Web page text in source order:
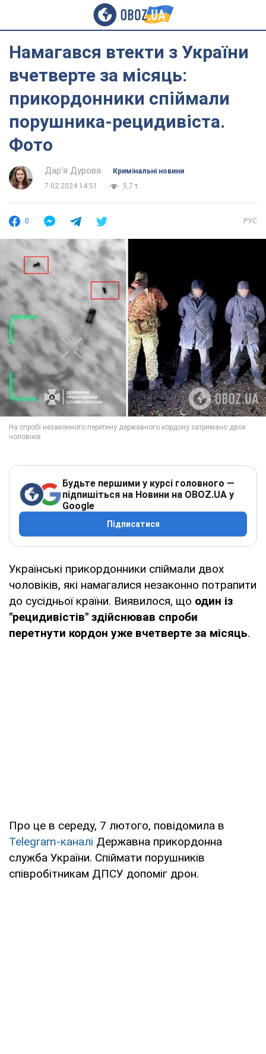
Намагався втекти з України
вчетверте за місяць:
прикордонники спіймали
порушника-рецидивіста.
Фото
Дар'я Дурова
Кримінальні новини
7.02.2024 14:51
5,7 т.
0 РУС
Будьте першими у курсі головного —
підпишіться на Новини на OBOZ.UA у
Google
Підписатися
Українські прикордонники спіймали двох
чоловіків, які намагалися незаконно потрапити
до сусідньої країни. Виявилося, що один із
"рецидивістів" здійснював спроби
перетнути кордон уже вчетверте за місяць.
Про це в середу, 7 лютого, повідомила в
Telegram-каналі Державна прикордонна
служба України. Спіймати порушників
співробітникам ДПСУ допоміг дрон.